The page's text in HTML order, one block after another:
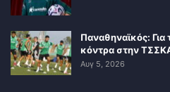
Παναθηναϊκός:
κόντρα στην
Αυγ 5, 2026